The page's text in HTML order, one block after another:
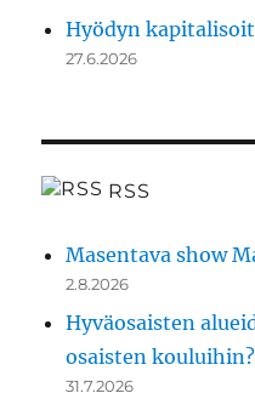
Hyödyn
27.6.2026
RSS
Masentava show
2.8.2026
Hyväosaisten
osaisten kouluihin?
31.7.2026